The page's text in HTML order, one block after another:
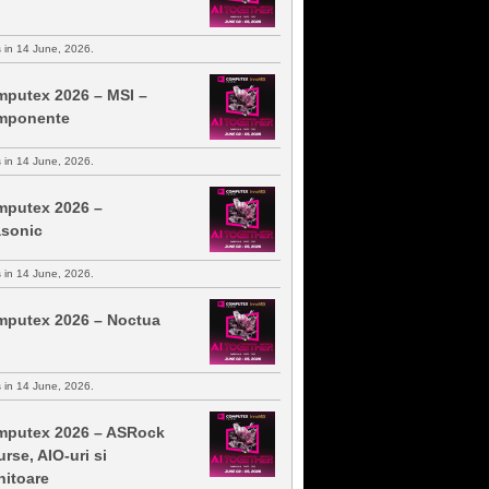
in 14 June, 2026.
2026 – MSI –
in 14 June, 2026.
2026 –
in 14 June, 2026.
2026 – Noctua
in 14 June, 2026.
2026 – ASRock
AIO-uri si